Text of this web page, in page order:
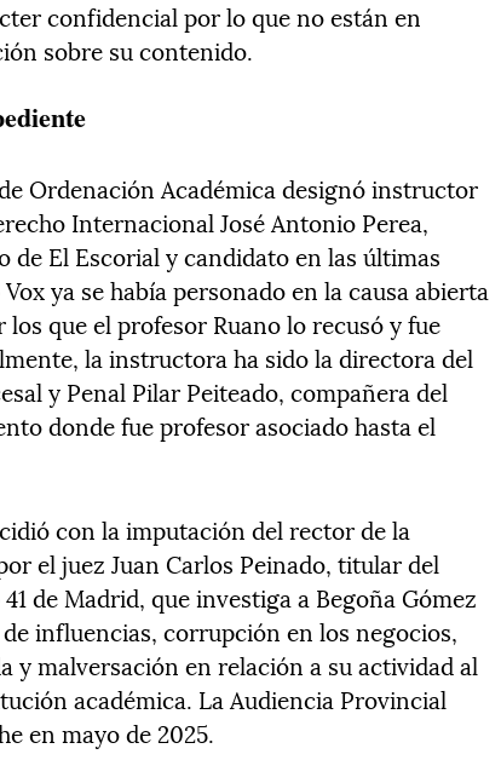
confidencial por lo que no están en
sobre su contenido.
Ordenación Académica designó instructor
Internacional José Antonio Perea,
de El Escorial y candidato en las últimas
ya se había personado en la causa abierta
que el profesor Ruano lo recusó y fue
la instructora ha sido la directora del
y Penal Pilar Peiteado, compañera del
donde fue profesor asociado hasta el
con la imputación del rector de la
el juez Juan Carlos Peinado, titular del
de Madrid, que investiga a Begoña Gómez
influencias, corrupción en los negocios,
y malversación en relación a su actividad al
académica. La Audiencia Provincial
en mayo de 2025.